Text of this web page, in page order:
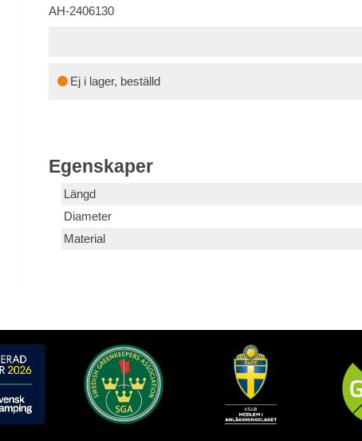
AH-2406130
Ej i lager, beställd
Egenskaper
Längd
Diameter
Material